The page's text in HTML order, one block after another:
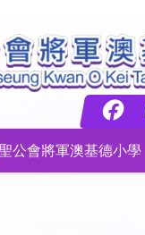
公會將軍澳基德小學